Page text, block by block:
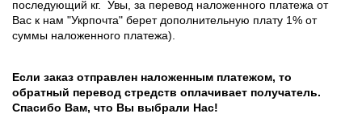
последующий кг. Увы, за перевод наложенного платежа от
Вас к нам "Укрпочта" берет дополнительную плату 1% от
суммы наложенного платежа).
Если заказ отправлен наложенным платежом, то
обратный перевод стредств оплачивает получатель.
Спасибо Вам, что Вы выбрали Нас!